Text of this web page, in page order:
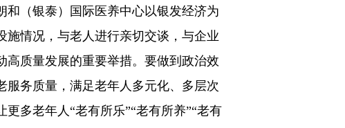
（银泰）国际医养中心以银发经济为
情况，与老人进行亲切交谈，与企业
质量发展的重要举措。要做到政治效
务质量，满足老年人多元化、多层次
多老年人“老有所乐”“老有所养”“老有